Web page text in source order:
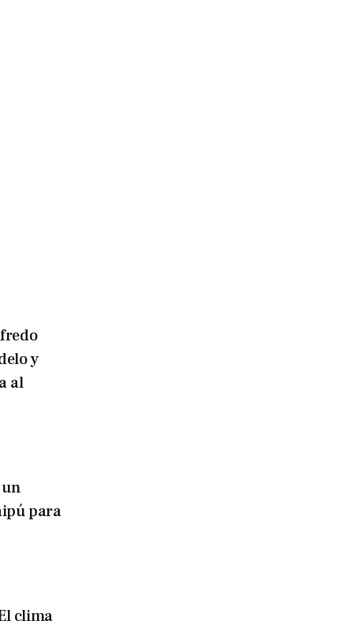
y
al
para
clima